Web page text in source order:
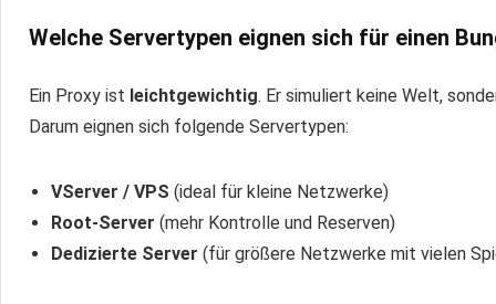
Welche Servertypen eignen sich für einen
Ein Proxy ist leichtgewichtig. Er simuliert keine Welt,
Darum eignen sich folgende Servertypen:
VServer / VPS (ideal für kleine Netzwerke)
Root-Server (mehr Kontrolle und Reserven)
Dedizierte Server (für größere Netzwerke mit vielen